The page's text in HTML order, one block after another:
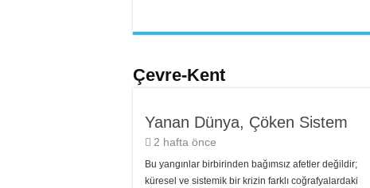
Çevre-Kent
Yanan Dünya, Çöken Sistem
2 hafta önce
Bu yangınlar birbirinden bağımsız afetler değildir;
küresel ve sistemik bir krizin farklı coğrafyalardaki